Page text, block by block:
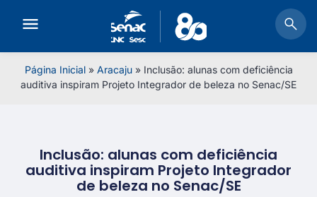
Página Inicial» Aracaju» Inclusão: alunas com deficiência
auditiva inspiram Projeto Integrador de beleza no Senac/SE
Inclusão: alunas com deficiência
auditiva inspiram Projeto Integrador
de beleza no Senac/SE